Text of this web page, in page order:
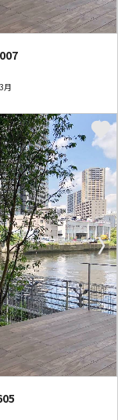
月
〉